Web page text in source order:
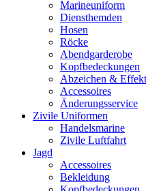
Marineuniform
Diensthemden
Hosen
Röcke
Abendgarderobe
Kopfbedeckungen
Abzeichen &
Accessoires
Änderungsservice
Zivile Uniformen
Handelsmarine
Zivile Luftfahrt
Jagd
Accessoires
Bekleidung